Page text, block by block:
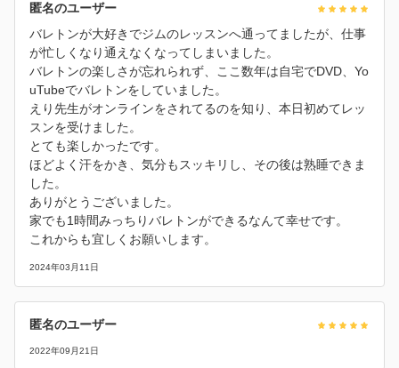
匿名のユーザー
バレトンが大好きでジムのレッスンへ通ってましたが、仕事
が忙しくなり通えなくなってしまいました。
バレトンの楽しさが忘れられず、ここ数年は自宅でDVD、Yo
uTubeでバレトンをしていました。
えり先生がオンラインをされてるのを知り、本日初めてレッ
スンを受けました。
とても楽しかったです。
ほどよく汗をかき、気分もスッキリし、その後は熟睡できま
した。
ありがとうございました。
家でも1時間みっちりバレトンができるなんて幸せです。
これからも宜しくお願いします。
2024年03月11日
匿名のユーザー
2022年09月21日